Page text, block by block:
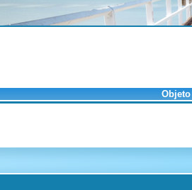
Objeto